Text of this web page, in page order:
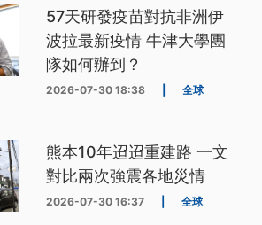
57天研發疫苗對抗非洲伊
波拉最新疫情 牛津大學團
隊如何辦到？
2026-07-30 18:38 全球
熊本10年迢迢重建路 一文
對比兩次強震各地災情
2026-07-30 16:37 全球